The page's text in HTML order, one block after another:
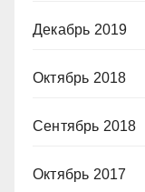
Декабрь 2019
Октябрь 2018
Сентябрь 2018
Октябрь 2017